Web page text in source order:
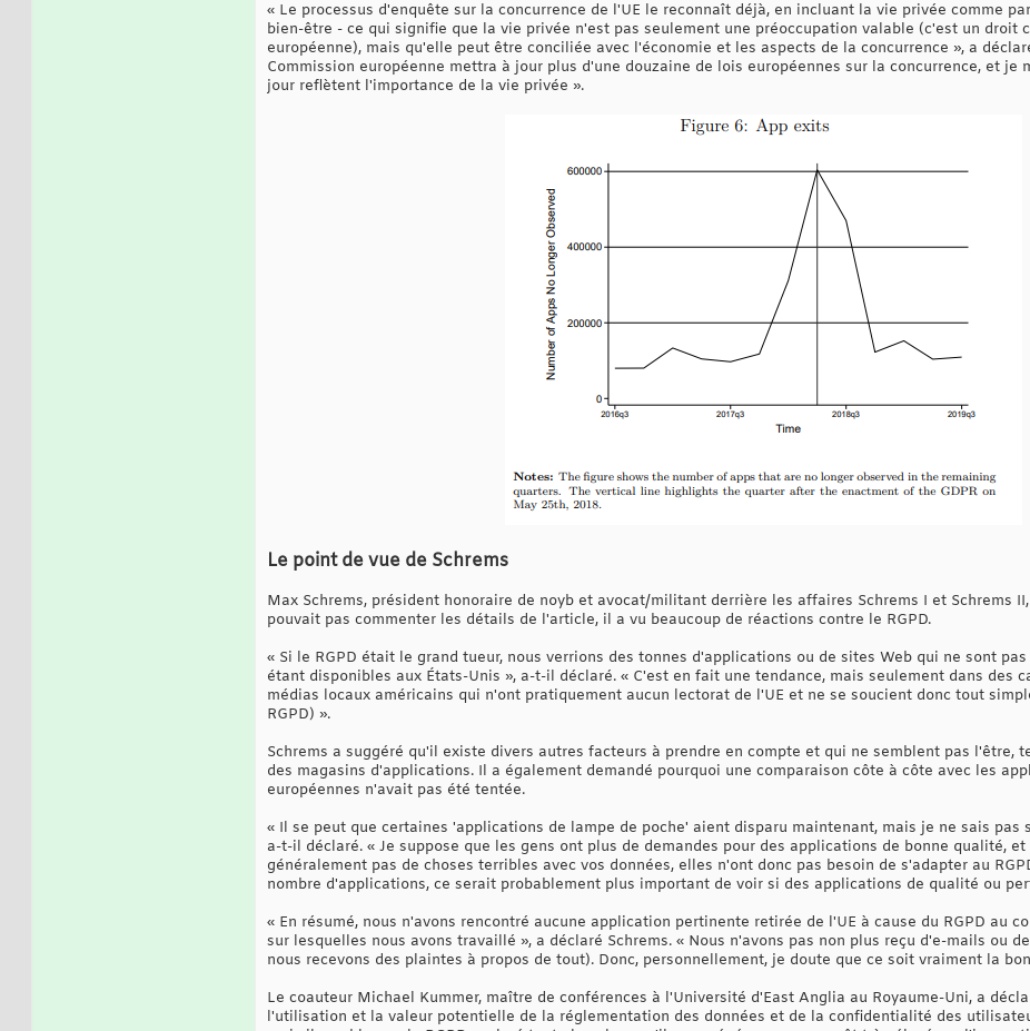
« Le processus d'enquête sur la concurrence de l'UE le reconnaît déjà, en incluant la vie privée comme
bien-être - ce qui signifie que la vie privée n'est pas seulement une préoccupation valable (c'est un droit
européenne), mais qu'elle peut être conciliée avec l'économie et les aspects de la concurrence », a
Commission européenne mettra à jour plus d'une douzaine de lois européennes sur la concurrence, et je
jour reflètent l'importance de la vie privée ».
Le point de vue de Schrems
Max Schrems, président honoraire de noyb et avocat/militant derrière les affaires Schrems I et Schrems
pouvait pas commenter les détails de l'article, il a vu beaucoup de réactions contre le RGPD.
« Si le RGPD était le grand tueur, nous verrions des tonnes d'applications ou de sites Web qui ne sont
étant disponibles aux États-Unis », a-t-il déclaré. « C'est en fait une tendance, mais seulement dans des
médias locaux américains qui n'ont pratiquement aucun lectorat de l'UE et ne se soucient donc tout
RGPD) ».
Schrems a suggéré qu'il existe divers autres facteurs à prendre en compte et qui ne semblent pas l'être,
des magasins d'applications. Il a également demandé pourquoi une comparaison côte à côte avec les
européennes n'avait pas été tentée.
« Il se peut que certaines 'applications de lampe de poche' aient disparu maintenant, mais je ne sais pas
a-t-il déclaré. « Je suppose que les gens ont plus de demandes pour des applications de bonne qualité,
généralement pas de choses terribles avec vos données, elles n'ont donc pas besoin de s'adapter au
nombre d'applications, ce serait probablement plus important de voir si des applications de qualité ou
« En résumé, nous n'avons rencontré aucune application pertinente retirée de l'UE à cause du RGPD au
sur lesquelles nous avons travaillé », a déclaré Schrems. « Nous n'avons pas non plus reçu d'e-mails ou
nous recevons des plaintes à propos de tout). Donc, personnellement, je doute que ce soit vraiment la
Le coauteur Michael Kummer, maître de conférences à l'Université d'East Anglia au Royaume-Uni, a
l'utilisation et la valeur potentielle de la réglementation des données et de la confidentialité des